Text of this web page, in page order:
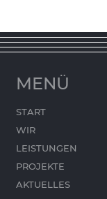
MENÜ
START
WIR
LEISTUNGEN
PROJEKTE
AKTUELLES